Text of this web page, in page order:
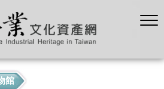
館